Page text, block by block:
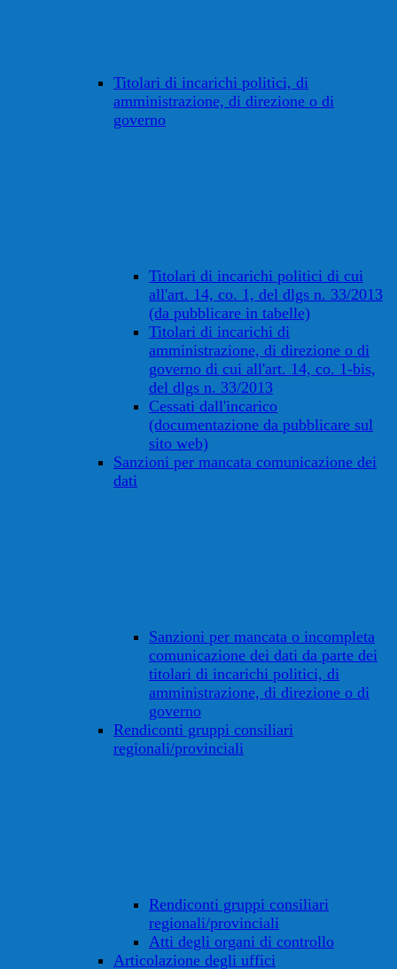
Titolari di incarichi politici, di
amministrazione, di direzione o di
governo
Titolari di incarichi politici di cui
all'art. 14, co. 1, del dlgs n. 33/2013
(da pubblicare in tabelle)
Titolari di incarichi di
amministrazione, di direzione o di
governo di cui all'art. 14, co. 1-bis,
del dlgs n. 33/2013
Cessati dall'incarico
(documentazione da pubblicare sul
sito web)
Sanzioni per mancata comunicazione dei
dati
Sanzioni per mancata o incompleta
comunicazione dei dati da parte dei
titolari di incarichi politici, di
amministrazione, di direzione o di
governo
Rendiconti gruppi consiliari
regionali/provinciali
Rendiconti gruppi consiliari
regionali/provinciali
Atti degli organi di controllo
Articolazione degli uffici